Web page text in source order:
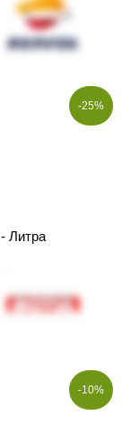
-25%
Литра
-10%